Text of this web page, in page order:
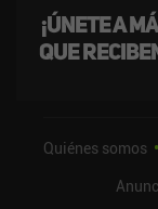
¡Únete a
que
Quiénes somos